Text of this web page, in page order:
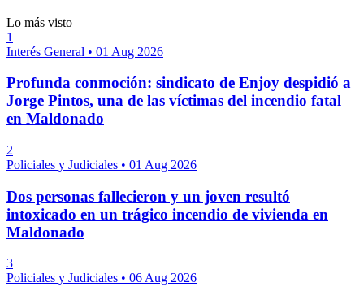
Lo más visto
1
Interés General • 01 Aug 2026
Profunda conmoción: sindicato de Enjoy despidió a
Jorge Pintos, una de las víctimas del incendio fatal
en Maldonado
2
Policiales y Judiciales • 01 Aug 2026
Dos personas fallecieron y un joven resultó
intoxicado en un trágico incendio de vivienda en
Maldonado
3
Policiales y Judiciales • 06 Aug 2026